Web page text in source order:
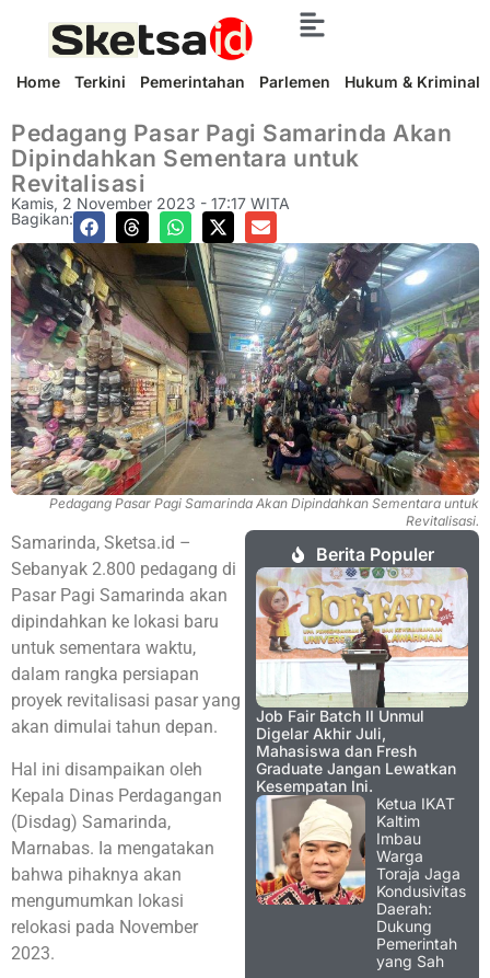
Home Terkini Pemerintahan Parlemen Hukum & Kriminal
Pedagang Pasar Pagi Samarinda Akan
Dipindahkan Sementara untuk
Revitalisasi
Kamis, 2 November 2023 - 17:17 WITA
Bagikan:
Pedagang Pasar Pagi Samarinda Akan Dipindahkan Sementara untuk
Revitalisasi.
Samarinda, Sketsa.id –
Sebanyak 2.800 pedagang di
Pasar Pagi Samarinda akan
dipindahkan ke lokasi baru
untuk sementara waktu,
dalam rangka persiapan
proyek revitalisasi pasar yang
akan dimulai tahun depan.
Hal ini disampaikan oleh
Kepala Dinas Perdagangan
(Disdag) Samarinda,
Marnabas. Ia mengatakan
bahwa pihaknya akan
mengumumkan lokasi
relokasi pada November
2023.
Berita Populer
Job Fair Batch II Unmul
Digelar Akhir Juli,
Mahasiswa dan Fresh
Graduate Jangan Lewatkan
Kesempatan Ini.
Ketua IKAT
Kaltim
Imbau
Warga
Toraja Jaga
Kondusivitas
Daerah:
Dukung
Pemerintah
yang Sah